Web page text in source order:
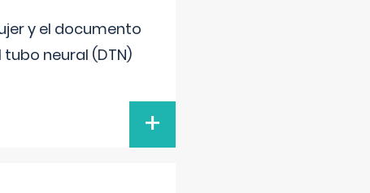
y el documento
neural (DTN)
+